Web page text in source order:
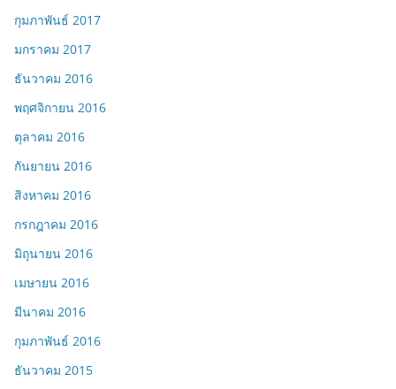
กุมภาพันธ์ 2017
มกราคม 2017
ธันวาคม 2016
พฤศจิกายน 2016
ตุลาคม 2016
กันยายน 2016
สิงหาคม 2016
กรกฎาคม 2016
มิถุนายน 2016
เมษายน 2016
มีนาคม 2016
กุมภาพันธ์ 2016
ธันวาคม 2015